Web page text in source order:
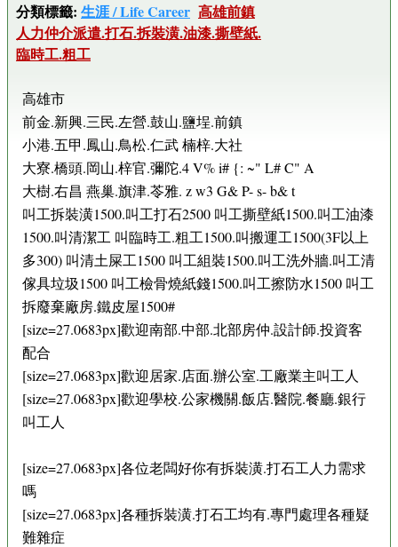
分類標籤: 生涯 / Life Career 高雄前鎮
人力仲介派遣.打石.拆裝潢.油漆.撕壁紙.
臨時工.粗工
高雄市
前金.新興.三民.左營.鼓山.鹽埕.前鎮
小港.五甲.鳳山.鳥松.仁武 楠梓.大社
大寮.橋頭.岡山.梓官.彌陀.4 V% i# {: ~" L# C" A
大樹.右昌 燕巢.旗津.苓雅. z w3 G& P- s- b& t
叫工拆裝潢1500.叫工打石2500 叫工撕壁紙1500.叫工油漆
1500.叫清潔工 叫臨時工.粗工1500.叫搬運工1500(3F以上
多300) 叫清土屎工1500 叫工組裝1500.叫工洗外牆.叫工清
傢具垃圾1500 叫工檢骨燒紙錢1500.叫工擦防水1500 叫工
拆廢棄廠房.鐵皮屋1500#
[size=27.0683px]歡迎南部.中部.北部房仲.設計師.投資客
配合
[size=27.0683px]歡迎居家.店面.辦公室.工廠業主叫工人
[size=27.0683px]歡迎學校.公家機關.飯店.醫院.餐廳.銀行
叫工人
[size=27.0683px]各位老闆好你有拆裝潢.打石工人力需求
嗎
[size=27.0683px]各種拆裝潢.打石工均有.專門處理各種疑
難雜症